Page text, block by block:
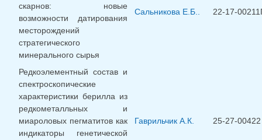
скарнов: новые
возможности датирования
месторождений
стратегического
минерального сырья
Сальникова Е.Б.. 22-17-
Редкоэлементный состав и
спектроскопические
характеристики берилла из
редкометалльных и
миароловых пегматитов как
индикаторы генетической
Гаврильчик А.К. 25-27-00422